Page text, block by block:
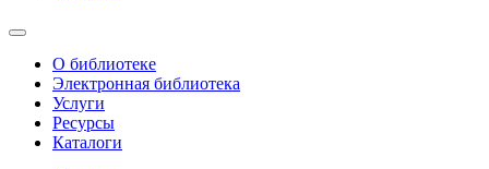
О библиотеке
Электронная библиотека
Услуги
Ресурсы
Каталоги